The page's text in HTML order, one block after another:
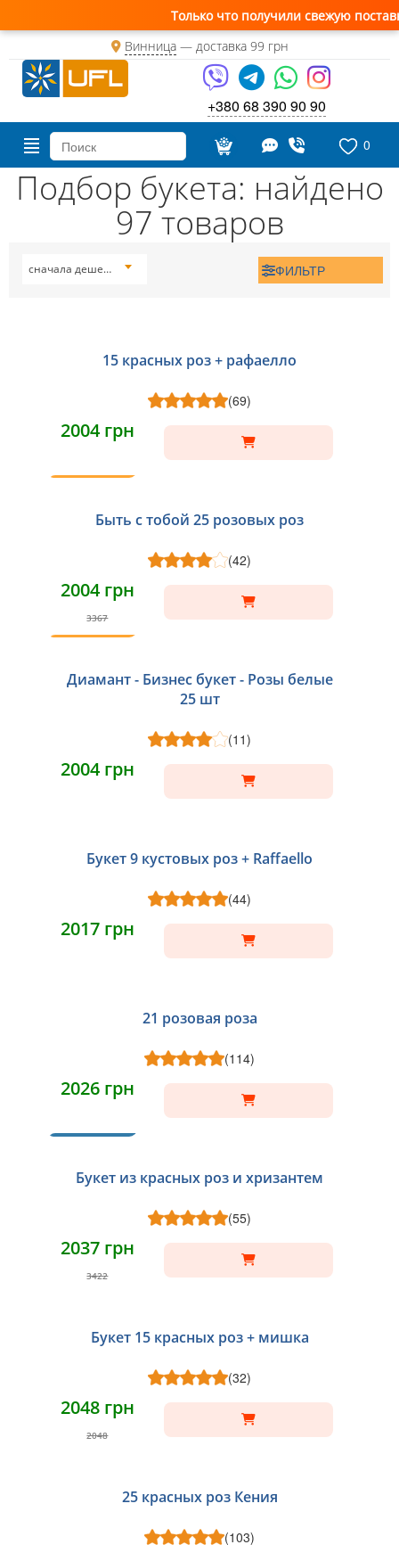
Только что получили свежую поставку
Винница— доставка 99 грн
+380 68 390 90 90
0
Подбор букета: найдено
97 товаров
сначала дешевые ФИЛЬТР
15 красных роз + рафаелло
(69)
2004 грн
Быть с тобой 25 розовых роз
(42)
2004 грн
3367
Диамант - Бизнес букет - Розы белые
25 шт
(11)
2004 грн
Букет 9 кустовых роз + Raffaello
(44)
2017 грн
21 розовая роза
(114)
2026 грн
Букет из красных роз и хризантем
(55)
2037 грн
3422
Букет 15 красных роз + мишка
(32)
2048 грн
2048
25 красных роз Кения
(103)